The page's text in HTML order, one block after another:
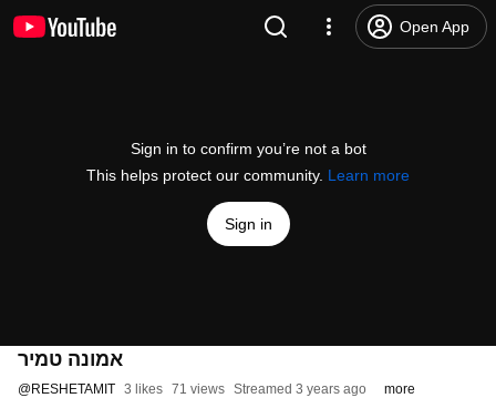
Open App
Sign in to confirm you’re not a bot
This helps protect our community. Learn more
Sign in
אמונה טמיר
@RESHETAMIT 3 likes 71 views Streamed 3 years ago more